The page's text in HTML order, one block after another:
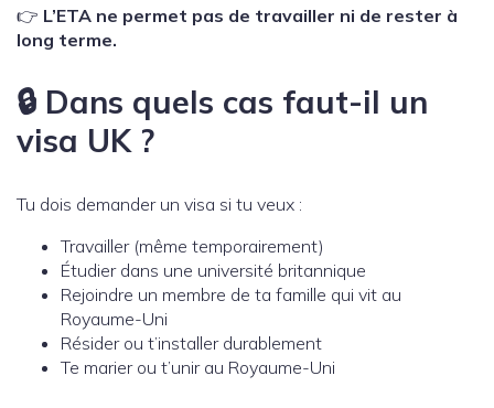
👉 L’ETA ne permet pas de travailler ni de rester à
long terme.
🔒 Dans quels cas faut-il un
visa UK ?
Tu dois demander un visa si tu veux :
Travailler (même temporairement)
Étudier dans une université britannique
Rejoindre un membre de ta famille qui vit au
Royaume-Uni
Résider ou t’installer durablement
Te marier ou t’unir au Royaume-Uni